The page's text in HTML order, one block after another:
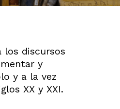
los discursos
y
y a la vez
XX y XXI.